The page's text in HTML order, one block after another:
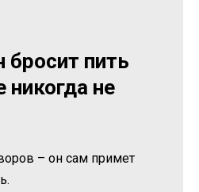
пить
не
– он сам примет